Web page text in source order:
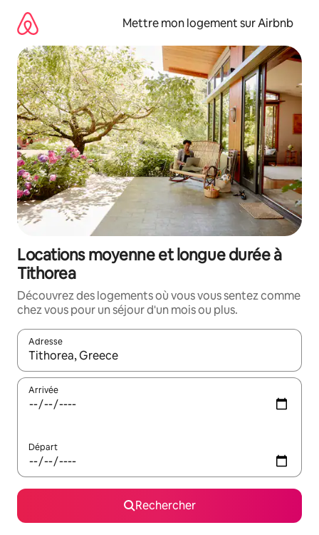
directement
contenu
Mettre mon logement sur Airbnb
Locations moyenne et longue durée à
Tithorea
Découvrez des logements où vous vous sentez comme
chez vous pour un séjour d'un mois ou plus.
Adresse
Lorsque les résultats s'affichent, utilisez les flèches vers le
Arrivée
Départ
Rechercher